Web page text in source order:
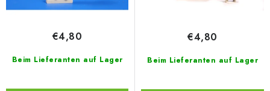
k
r
gBeim Lieferanten auf Lager
€4,80
Beim Lieferanten auf Lager
€4,80